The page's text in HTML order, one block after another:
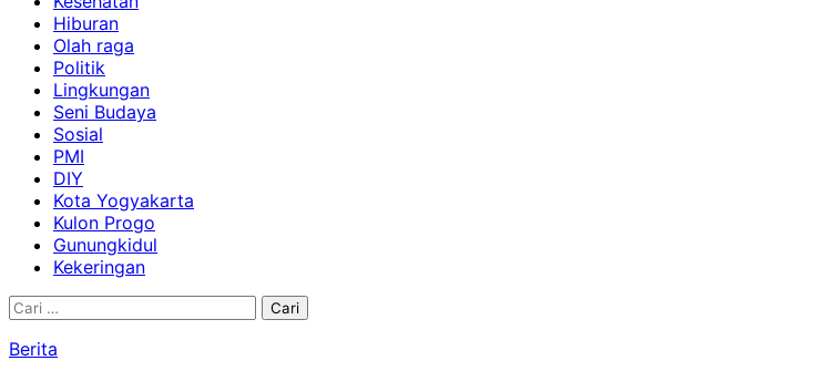
Hiburan
Olah raga
Politik
Lingkungan
Seni Budaya
Sosial
PMI
DIY
Kota Yogyakarta
Kulon Progo
Gunungkidul
Kekeringan
Cari
Berita